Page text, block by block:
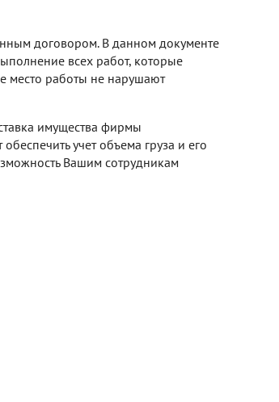
договором. В данном документе
всех работ, которые
место работы не нарушают
имущества фирмы
учет объема груза и его
Вашим сотрудникам